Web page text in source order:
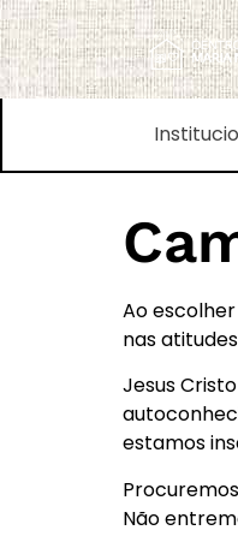
Ao
nas
Jesus
estamos
Não